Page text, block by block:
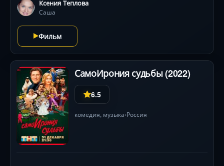
оранжево-голубой гамме подчёркивает сюрреализм
глазах, найти точку остановки в этом хаосе и вернуть
то, что действительно ценно?
Ксения Теплова
Саша
Фильм
СамоИрония судьбы (2022)
6.5
комедия, музыка•Россия